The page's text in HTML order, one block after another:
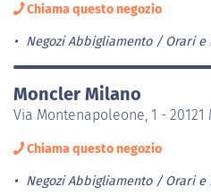
Chiama questo negozio
Negozi Abbigliamento Orari e
Moncler Milano
Via Montenapoleone, 1 - 20121
Chiama questo negozio
Negozi Abbigliamento Orari e